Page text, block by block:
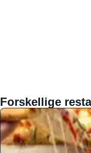
Forskellige